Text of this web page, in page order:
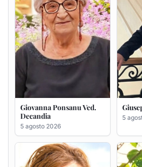
Maria Antonietta Orrù
ved. Peddio
5 agosto 2026
5